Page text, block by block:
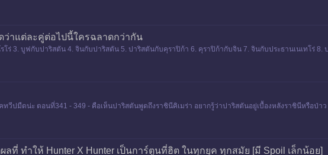
ว่าแต่ละคู่ต่อไปนี้ใครฉลาดกว่ากัน
ร่ 3. บูฟกับปาริสตัน 4. จินกับปาริสตัน 5. ปาริสตันกับคุราปิก้า 6. คุราปิก้ากับจิน 7. จินกับประธานเนเทโร่ 8.
วีปมืดน่ะ ตอนที่341 - 349 - คือเห็นปาริสตันพูดถึงราชินีคิเมร่า อยากรู้ว่าปาริสตันอยู่เบื้องหลังราชินีหรือป่า
ผลที่ ทำให้ Hunter X Hunter เป็นการ์ตูนที่ฮิต ในทุกยุค ทุกสมัย [มี Spoil เล็กน้อย]